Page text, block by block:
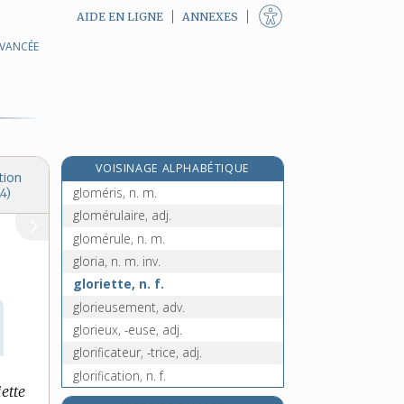
AIDE EN LIGNE ANNEXES
VOISINAGE ALPHABÉTIQUE
gloire, n. f.
gloméris, n. m.
glomérulaire, adj.
glomérule, n. m.
gloria, n. m. inv.
gloriette, n. f.
glorieusement, adv.
glorieux, -euse, adj.
glorificateur, -trice, adj.
glorification, n. f.
glorifier, v. tr. et pron.